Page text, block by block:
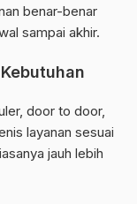
benar-benar
sampai akhir.
door to door,
layanan sesuai
jauh lebih